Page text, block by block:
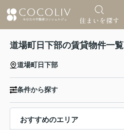
道場町日下部の賃貸物件一覧
道場町日下部
条件から探す
おすすめのエリア